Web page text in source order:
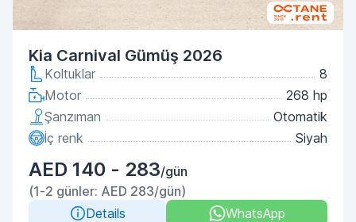
Kia Carnival Gümüş 2026
Koltuklar
8
Motor
268 hp
Şanzıman
Otomatik
İç renk
Siyah
AED 140 - 283/gün
(1-2 günler: AED 283/gün)
Details
WhatsApp